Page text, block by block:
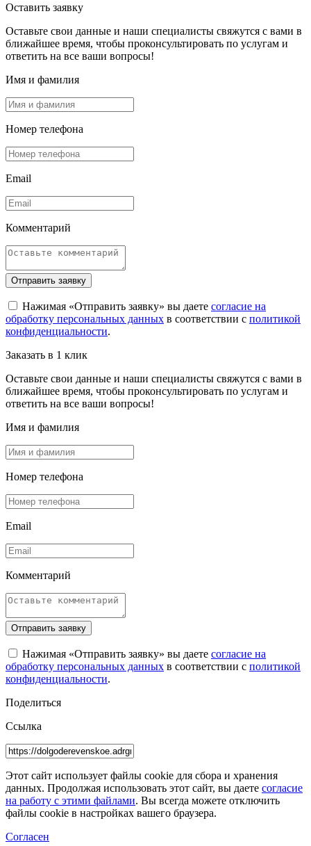
Оставить заявку
Оставьте свои данные и наши специалисты свяжутся с вами в
ближайшее время, чтобы проконсультировать по услугам и
ответить на все ваши вопросы!
Имя и фамилия
Номер телефона
Email
Комментарий
Отправить заявку
Нажимая «Отправить заявку» вы даете согласие на
обработку персональных данных в соответствии с политикой
конфиденциальности.
Заказать в 1 клик
Оставьте свои данные и наши специалисты свяжутся с вами в
ближайшее время, чтобы проконсультировать по услугам и
ответить на все ваши вопросы!
Имя и фамилия
Номер телефона
Email
Комментарий
Отправить заявку
Нажимая «Отправить заявку» вы даете согласие на
обработку персональных данных в соответствии с политикой
конфиденциальности.
Поделиться
Ссылка
Этот сайт использует файлы cookie для сбора и хранения
данных. Продолжая использовать этот сайт, вы даете согласие
на работу с этими файлами. Вы всегда можете отключить
файлы cookie в настройках вашего браузера.
Согласен